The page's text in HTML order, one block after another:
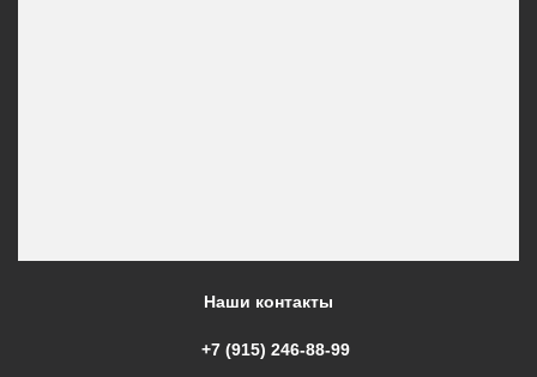
Наши контакты
+7 (915) 246-88-99